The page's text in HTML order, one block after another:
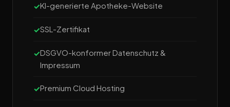
KI-generierte Apotheke-Website
SSL-Zertifikat
DSGVO-konformer Datenschutz &
Impressum
Premium Cloud Hosting